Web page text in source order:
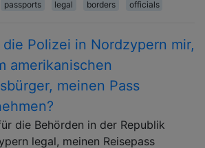
passports legal borders officials
die Polizei in Nordzypern mir,
amerikanischen
meinen Pass
die Behörden in der Republik
legal, meinen Reisepass